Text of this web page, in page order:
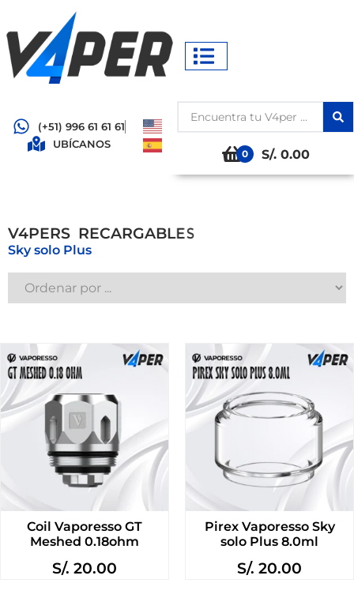
(+51) 996 61 61 61
UBÍCANOS
0
S/. 0.00
V4PERSRECARGABLES
Sky solo Plus
Coil Vaporesso GT
Meshed 0.18ohm
S/. 20.00
Pirex Vaporesso Sky
solo Plus 8.0ml
S/. 20.00